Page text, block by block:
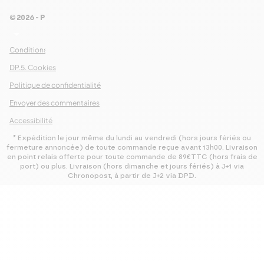
Conditions Générales de Ventes
DP.5. Cookies
Politique de confidentialité
Envoyer des commentaires
Accessibilité
© 2026 - Pour Les Gourmets
* Expédition le jour même du lundi au vendredi (hors jours fériés ou
fermeture annoncée) de toute commande reçue avant 13h00. Livraison
en point relais offerte pour toute commande de 89€TTC (hors frais de
port) ou plus. Livraison (hors dimanche et jours fériés) à J+1 via
Chronopost, à partir de J+2 via DPD.